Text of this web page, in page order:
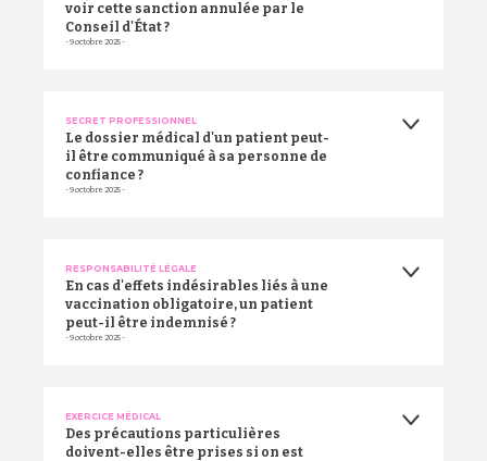
voir cette sanction annulée par le
Conseil d'État ?
- 9 octobre 2025 -
SECRET PROFESSIONNEL
Le dossier médical d'un patient peut-
il être communiqué à sa personne de
confiance ?
- 9 octobre 2025 -
RESPONSABILITÉ LÉGALE
En cas d'effets indésirables liés à une
vaccination obligatoire, un patient
peut-il être indemnisé ?
- 9 octobre 2025 -
EXERCICE MÉDICAL
Des précautions particulières
doivent-elles être prises si on est